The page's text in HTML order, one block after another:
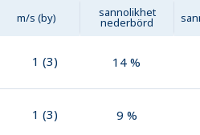
m/s (by) sannolikhet
nederbörd
1 (3) 14 %
1 (3) 9 %